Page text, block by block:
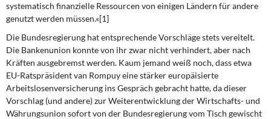
systematisch finanzielle Ressourcen von einigen Ländern für andere
genutzt werden müssen.«[1]
Die Bundesregierung hat entsprechende Vorschläge stets vereitelt.
Die Bankenunion konnte von ihr zwar nicht verhindert, aber nach
Kräften ausgebremst werden. Kaum jemand weiß noch, dass etwa
EU-Ratspräsident van Rompuy eine stärker europäisierte
Arbeitslosenversicherung ins Gespräch gebracht hatte, da dieser
Vorschlag (und andere) zur Weiterentwicklung der Wirtschafts- und
Währungsunion sofort von der Bundesregierung vom Tisch gewischt